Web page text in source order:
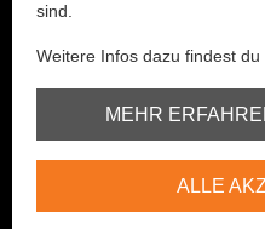
Montag
08:00 - 12:00
08:00 -
sind.
Weitere Infos dazu findest du
Unbedingt erforderlich
MEHR
ALLE